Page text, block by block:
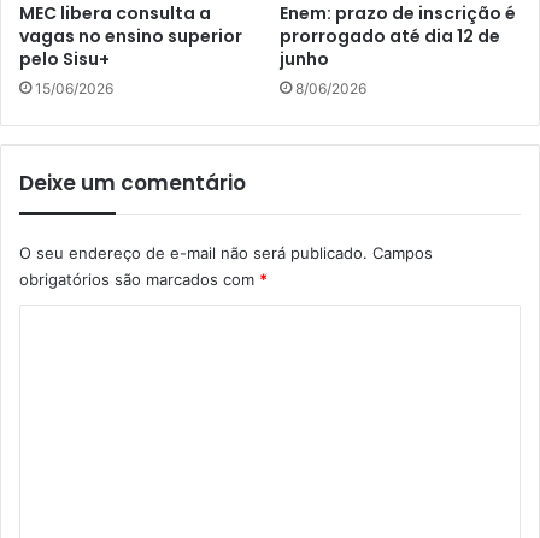
MEC libera consulta a
vagas no ensino superior
pelo Sisu+
15/06/2026
Enem: prazo de inscrição é
prorrogado até dia 12 de
junho
8/06/2026
Deixe um comentário
O seu endereço de e-mail não será publicado. Campos
obrigatórios são marcados com *